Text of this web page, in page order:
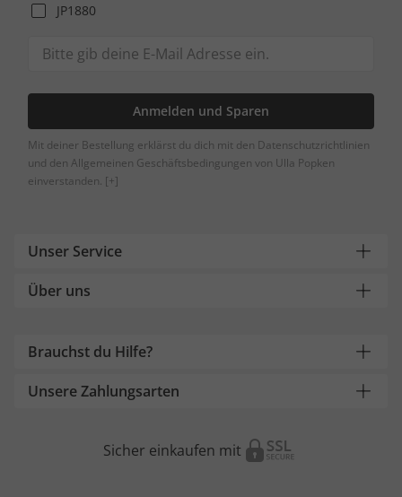
JP1880
Anmelden und Sparen
Mit deiner Bestellung erklärst du dich mit den Datenschutzrichtlinien
und den Allgemeinen Geschäftsbedingungen von Ulla Popken
einverstanden. [+]
Unser Service
Über uns
Brauchst du Hilfe?
Unsere Zahlungsarten
Sicher einkaufen mit